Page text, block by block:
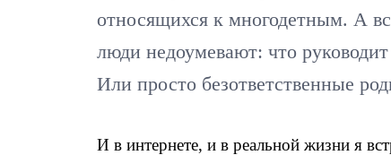
относящихся к многодетным. А
люди недоумевают: что
Или просто безответственные
И в интернете, и в реальной жизни я